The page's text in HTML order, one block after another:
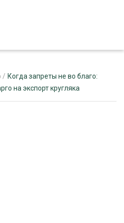
/ Когда запреты не во благо:
на экспорт кругляка